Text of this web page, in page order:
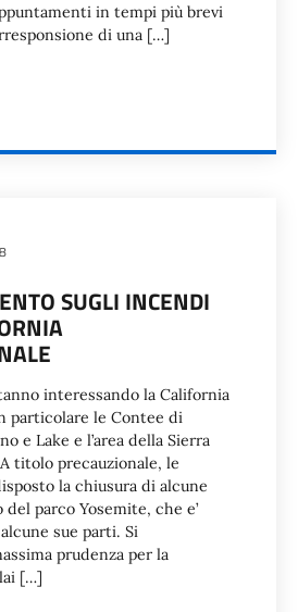
in tempi più brevi
di una […]
SUGLI INCENDI
interessando la California
particolare le Contee di
e Lake e l’area della Sierra
titolo precauzionale, le
la chiusura di alcune
parco Yosemite, che e’
sue parti. Si
prudenza per la
[…]